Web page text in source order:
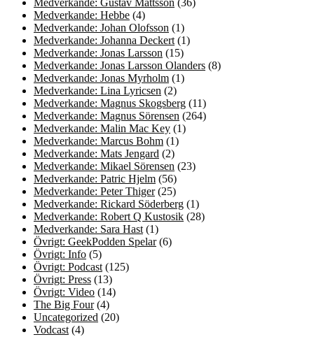
Medverkande: Gustav Mattsson (36)
Medverkande: Hebbe (4)
Medverkande: Johan Olofsson (1)
Medverkande: Johanna Deckert (1)
Medverkande: Jonas Larsson (15)
Medverkande: Jonas Larsson Olanders (8)
Medverkande: Jonas Myrholm (1)
Medverkande: Lina Lyricsen (2)
Medverkande: Magnus Skogsberg (11)
Medverkande: Magnus Sörensen (264)
Medverkande: Malin Mac Key (1)
Medverkande: Marcus Bohm (1)
Medverkande: Mats Jengard (2)
Medverkande: Mikael Sörensen (23)
Medverkande: Patric Hjelm (56)
Medverkande: Peter Thiger(25)
Medverkande: Rickard Söderberg (1)
Medverkande: Robert Q Kustosik (28)
Medverkande: Sara Hast (1)
Övrigt: GeekPodden Spelar(6)
Övrigt: Info (5)
Övrigt: Podcast (125)
Övrigt: Press (13)
Övrigt: Video (14)
The Big Four(4)
Uncategorized (20)
Vodcast (4)